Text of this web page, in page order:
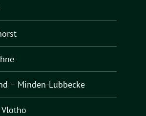
– Minden-Lübbecke